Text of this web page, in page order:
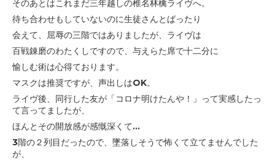
そのあとはこれまだ三年越しの椎名林檎ライヴへ。
待ち合わせもしていないのに生徒さんとばったり
会えて、 屈辱の三階ではありましたが、ライヴは
百戦錬磨のわたくしですので、 与えらた席で十二分に
愉しむ術は心得ております。
マスクは推奨ですが、声出しはOK。
ライヴ後、同行した友が「コロナ明けたんや！」って実感したっ
て言ってましたが、
ほんとその開放感が感慨深くて...
3階の２列目だったので、墜落しそうで怖くて立てませんでした
が、